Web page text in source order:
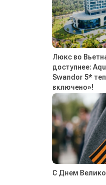
Люкс во
доступнее:
Swandor 5*
включено»!
С Днем